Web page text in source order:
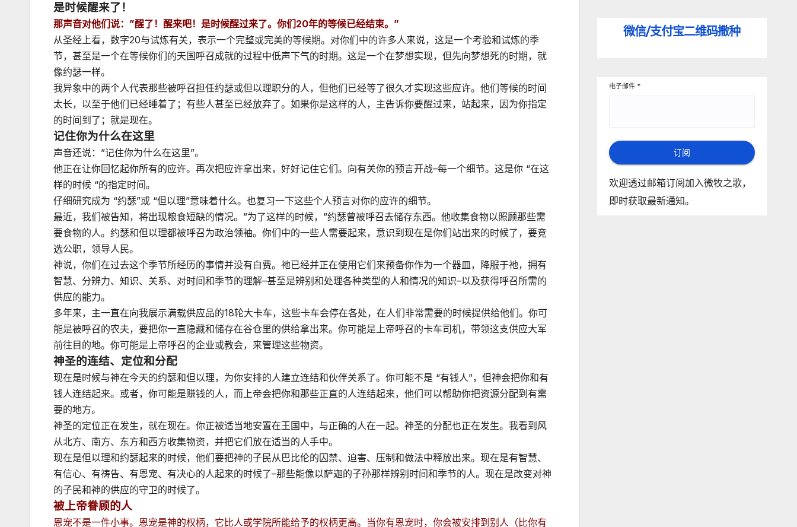
是时候醒来了！
那声音对他们说：”醒了！醒来吧！是时候醒过来了。你们20年的等候已经结束。”
从圣经上看，数字20与试炼有关，表示一个完整或完美的等候期。对你们中的许多人来说，这是一个考验和试炼的季
节，甚至是一个在等候你们的天国呼召成就的过程中低声下气的时期。这是一个在梦想实现，但先向梦想死的时期，就
像约瑟一样。
我异象中的两个人代表那些被呼召担任约瑟或但以理职分的人，但他们已经等了很久才实现这些应许。他们等候的时间
太长，以至于他们已经睡着了；有些人甚至已经放弃了。如果你是这样的人，主告诉你要醒过来，站起来，因为你指定
的时间到了；就是现在。
记住你为什么在这里
声音还说：”记住你为什么在这里”。
他正在让你回忆起你所有的应许。再次把应许拿出来，好好记住它们。向有关你的预言开战–每一个细节。这是你 “在这
样的时候 “的指定时间。
仔细研究成为 “约瑟”或 “但以理”意味着什么。也复习一下这些个人预言对你的应许的细节。
最近，我们被告知，将出现粮食短缺的情况。”为了这样的时候，”约瑟曾被呼召去储存东西。他收集食物以照顾那些需
要食物的人。约瑟和但以理都被呼召为政治领袖。你们中的一些人需要起来，意识到现在是你们站出来的时候了，要竞
选公职，领导人民。
神说，你们在过去这个季节所经历的事情并没有白费。祂已经并正在使用它们来预备你作为一个器皿，降服于祂，拥有
智慧、分辨力、知识、关系、对时间和季节的理解–甚至是辨别和处理各种类型的人和情况的知识–以及获得呼召所需的
供应的能力。
多年来，主一直在向我展示满载供应品的18轮大卡车，这些卡车会停在各处，在人们非常需要的时候提供给他们。你可
能是被呼召的农夫，要把你一直隐藏和储存在谷仓里的供给拿出来。你可能是上帝呼召的卡车司机，带领这支供应大军
前往目的地。你可能是上帝呼召的企业或教会，来管理这些物资。
神圣的连结、定位和分配
现在是时候与神在今天的约瑟和但以理，为你安排的人建立连结和伙伴关系了。你可能不是 “有钱人”，但神会把你和有
钱人连结起来。或者，你可能是赚钱的人，而上帝会把你和那些正直的人连结起来，他们可以帮助你把资源分配到有需
要的地方。
神圣的定位正在发生，就在现在。你正被适当地安置在王国中，与正确的人在一起。神圣的分配也正在发生。我看到风
从北方、南方、东方和西方收集物资，并把它们放在适当的人手中。
现在是但以理和约瑟起来的时候，他们要把神的子民从巴比伦的囚禁、迫害、压制和做法中释放出来。现在是有智慧、
有信心、有祷告、有恩宠、有决心的人起来的时候了–那些能像以萨迦的子孙那样辨别时间和季节的人。现在是改变对神
的子民和神的供应的守卫的时候了。
被上帝眷顾的人
恩宠不是一件小事。恩宠是神的权柄，它比人或学院所能给予的权柄更高。当你有恩宠时，你会被安排到别人（比你有
微信/支付宝二维码撒种
电子邮件 *
订阅
欢迎透过邮箱订阅加入微牧之歌，
即时获取最新通知。